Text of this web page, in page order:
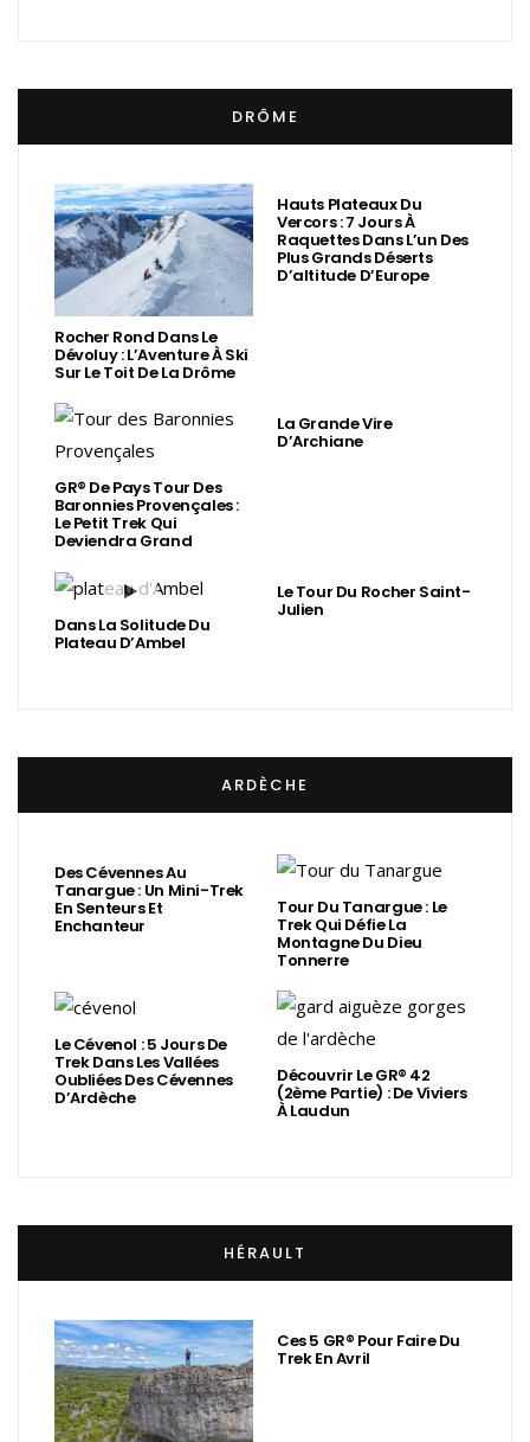
DRÔME
Rocher Rond Dans Le
Dévoluy : L’Aventure À Ski
Sur Le Toit De La Drôme
Hauts Plateaux Du
Vercors : 7 Jours À
Raquettes Dans L’un Des
Plus Grands Déserts
D’altitude D’Europe
GR® De Pays Tour Des
Baronnies Provençales :
Le Petit Trek Qui
Deviendra Grand
La Grande Vire
D’Archiane
Dans La Solitude Du
Plateau D’Ambel
Le Tour Du Rocher Saint-
Julien
ARDÈCHE
Des Cévennes Au
Tanargue : Un Mini-Trek
En Senteurs Et
Enchanteur
Tour Du Tanargue : Le
Trek Qui Défie La
Montagne Du Dieu
Tonnerre
Le Cévenol : 5 Jours De
Trek Dans Les Vallées
Oubliées Des Cévennes
D’Ardèche
Découvrir Le GR® 42
(2ème Partie) : De Viviers
À Laudun
HÉRAULT
Ces 5 GR® Pour Faire Du
Trek En Avril